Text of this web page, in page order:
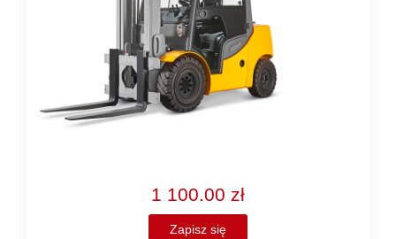
1 100.00 zł
Zapisz się